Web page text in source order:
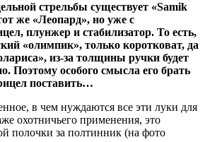
стрельбы существует «Samik
же «Леопард», но уже с
плунжер и стабилизатор. То есть,
«олимпик», только коротковат, да
из-за толщины ручки будет
Поэтому особого смысла его брать
поставить…
в чем нуждаются все эти луки для
охотничьего применения, это
полочки за полтинник (на фото